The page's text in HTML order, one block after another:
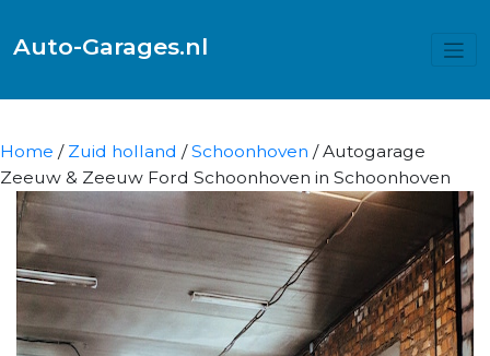
Auto-Garages.nl
Home / Zuid holland /Schoonhoven / Autogarage
Zeeuw & Zeeuw Ford Schoonhoven in Schoonhoven